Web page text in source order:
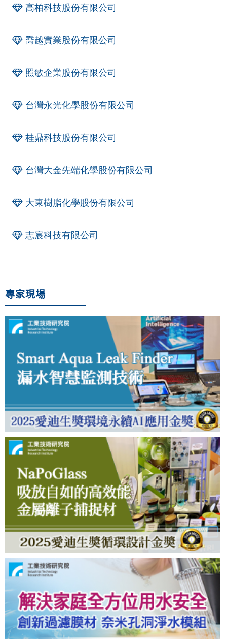
高柏科技股份有限公司
喬越實業股份有限公司
照敏企業股份有限公司
台灣永光化學股份有限公司
桂鼎科技股份有限公司
台灣大金先端化學股份有限公司
大東樹脂化學股份有限公司
志宸科技有限公司
專家現場